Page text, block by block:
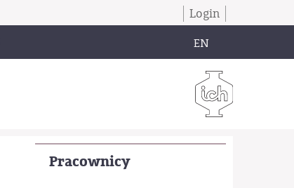
Login
EN
Pracownicy